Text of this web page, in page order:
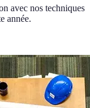
avec nos techniques
année.